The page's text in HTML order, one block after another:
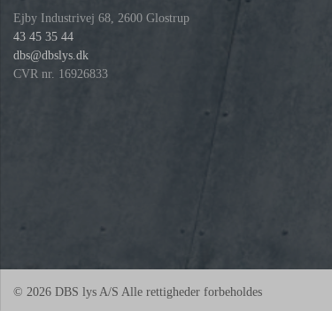
Ejby Industrivej 68, 2600 Glostrup
43 45 35 44
dbs@dbslys.dk
CVR nr. 16926833
© 2026 DBS lys A/S Alle rettigheder forbeholdes